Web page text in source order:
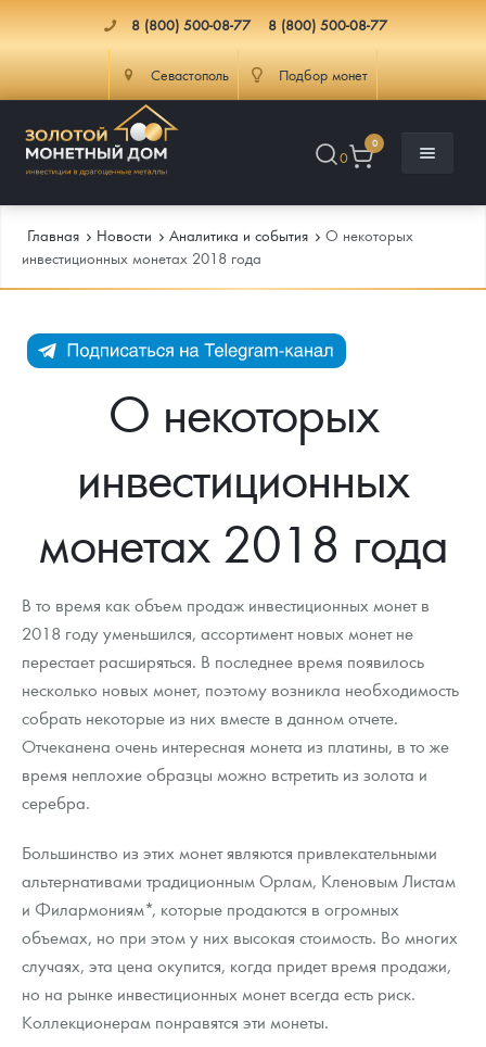
8 (800) 500-08-77 8 (800) 500-08-77
Севастополь Подбор монет
0
0
Каталог Монет
Инвестиционные монеты
Иностранные
Памятные монеты России и СССР
Монеты Царской России
Монеты стран мира после 1950г
Монеты и жетоны ЗМД
Георгий Победоносец
Золотой червонец Сеятель
Золотые слитки
Аксессуары
Гарри Поттер
Год Лошади
Жетоны "Необыкновенные обитатели глубин"
Ювелирные изделия
Русская нумизматика
Золотая карманная галерея
Инфо
Как сделать заказ
Клуб ЗМД
Гарантии
Выкуп монет
Выкуп серебряных монет
Вопрос - ответ
Памятка для работы с монетами из драгметаллов
Условия возврата
Монеты
Политика использования Cookies
Положение по обработке и защите персональных данных
Подбор монет
Информация
Распродажа монет и жетонов
Аналитика и события
Итоги 2025 года. Прогноз курсов золота, серебра, платины на
2026 год
Cтатьи
Георгий Победоносец - динамика цен
Котировки
Курс золота и серебра
Лом выкуп
Скупка слитков
Контакты
Наши преимущества
Письмо директору
Пресс-служба
Главная Новости Аналитика и события
О некоторых
инвестиционных монетах 2018 года
О некоторых
инвестиционных
монетах 2018 года
В то время как объем продаж инвестиционных монет в
2018 году уменьшился, ассортимент новых монет не
перестает расширяться. В последнее время появилось
несколько новых монет, поэтому возникла необходимость
собрать некоторые из них вместе в данном отчете.
Отчеканена очень интересная монета из платины, в то же
время неплохие образцы можно встретить из золота и
серебра.
Большинство из этих монет являются привлекательными
альтернативами традиционным Орлам, Кленовым Листам
и Филармониям*, которые продаются в огромных
объемах, но при этом у них высокая стоимость. Во многих
случаях, эта цена окупится, когда придет время продажи,
но на рынке инвестиционных монет всегда есть риск.
Коллекционерам понравятся эти монеты.